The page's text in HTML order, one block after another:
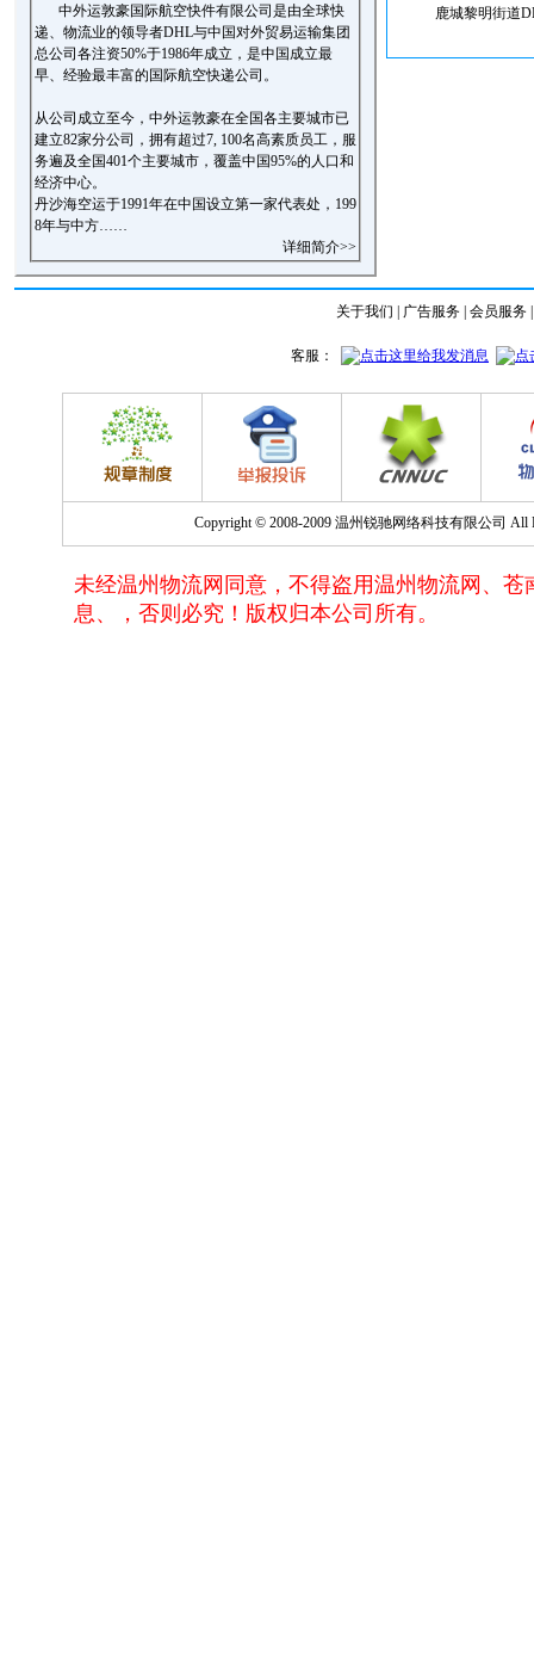
中外运敦豪国际航空快件有限公司是由全球快
递、物流业的领导者DHL与中国对外贸易运输集团
总公司各注资50%于1986年成立，是中国成立最
早、经验最丰富的国际航空快递公司。
从公司成立至今，中外运敦豪在全国各主要城市已
建立82家分公司，拥有超过7, 100名高素质员工，服
务遍及全国401个主要城市，覆盖中国95%的人口和
经济中心。
丹沙海空运于1991年在中国设立第一家代表处，199
8年与中方……
详细简介>>
鹿城黎明街道
关于我们 广告服务 会员服务
Copyright © 2008-2009 温州锐驰网络科技有限公司 All
未经温州物流网同意，不得盗用温州物流网、
息、，否则必究！版权归本公司所有。